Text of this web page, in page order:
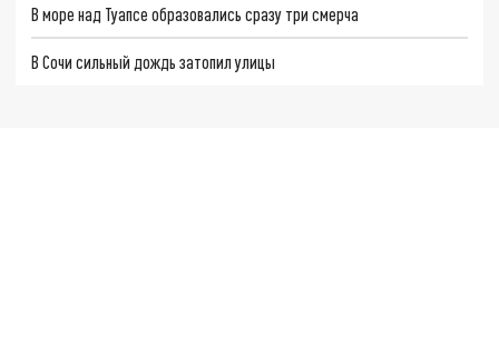
В море над Туапсе образовались сразу три смерча
В Сочи сильный дождь затопил улицы